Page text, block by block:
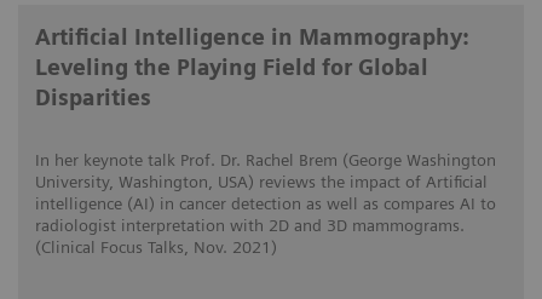
Artificial Intelligence in Mammography:
Leveling the Playing Field for Global
Disparities
In her keynote talk Prof. Dr. Rachel Brem (George Washington
University, Washington, USA) reviews the impact of Artificial
intelligence (AI) in cancer detection as well as compares AI to
radiologist interpretation with 2D and 3D mammograms.
(Clinical Focus Talks, Nov. 2021)